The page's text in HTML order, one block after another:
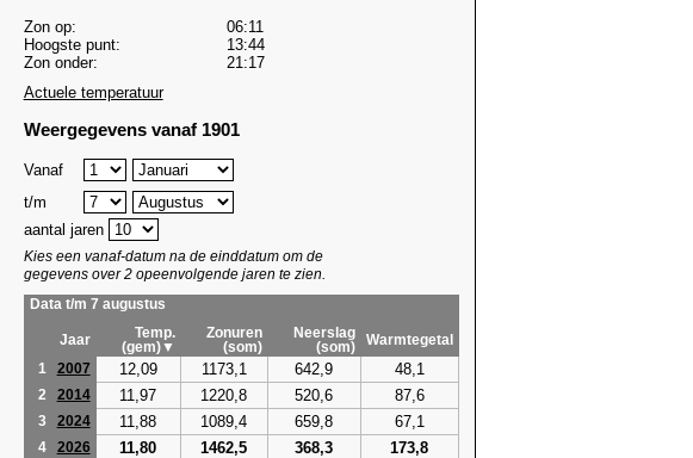
Zon op:
06:11
Hoogste punt:
13:44
Zon onder:
21:17
Actuele temperatuur
Weergegevens vanaf 1901
Vanaf
t/m
aantal jaren
Kies een vanaf-datum na de einddatum om de
gegevens over 2 opeenvolgende jaren te zien.
Data t/m 7 augustus
Jaar
Temp.
(gem)▼
Zonuren
(som)
Neerslag
(som)
Warmtegetal
1
2007 12,09 1173,1 642,9 48,1
2 2014 11,97 1220,8 520,6 87,6
3 2024 11,88 1089,4 659,8 67,1
4 2026 11,80 1462,5 368,3 173,8